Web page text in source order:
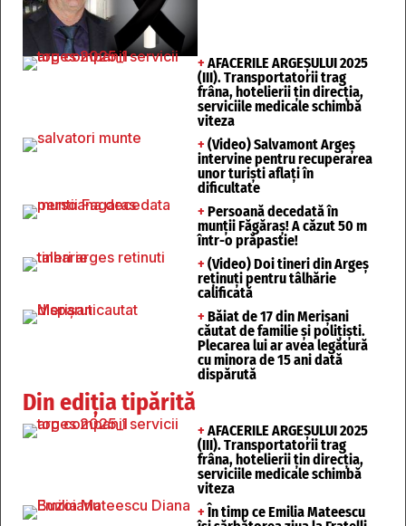
+ AFACERILE ARGEȘULUI 2025
(III). Transportatorii trag
frâna, hotelierii țin direcția,
serviciile medicale schimbă
viteza
+ (Video) Salvamont Argeș
intervine pentru recuperarea
unor turişti aflaţi în
dificultate
+ Persoană decedată în
munții Făgăraș! A căzut 50 m
într-o prăpastie!
+ (Video) Doi tineri din Argeș
reținuți pentru tâlhărie
calificată
+ Băiat de 17 din Merișani
căutat de familie și polițiști.
Plecarea lui ar avea legătură
cu minora de 15 ani dată
dispărută
Din ediția tipărită
+ AFACERILE ARGEȘULUI 2025
(III). Transportatorii trag
frâna, hotelierii țin direcția,
serviciile medicale schimbă
viteza
+ În timp ce Emilia Mateescu